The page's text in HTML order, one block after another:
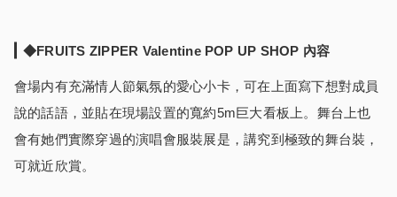
◆FRUITS ZIPPER Valentine POP UP SHOP 內容
會場内有充滿情人節氣氛的愛心小卡，可在上面寫下想對成員
說的話語，並貼在現場設置的寬約5m巨大看板上。舞台上也
會有她們實際穿過的演唱會服裝展是，講究到極致的舞台裝，
可就近欣賞。